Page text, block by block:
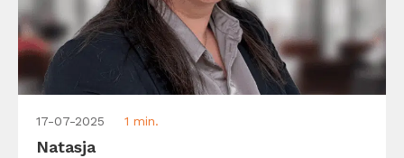
17-07-2025 1 min.
Natasja